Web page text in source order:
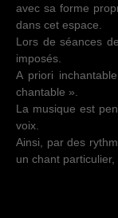
avec sa forme
dans cet espace.
Lors de séances
imposés.
A priori
chantable ».
La musique est
voix.
Ainsi, par des
un chant